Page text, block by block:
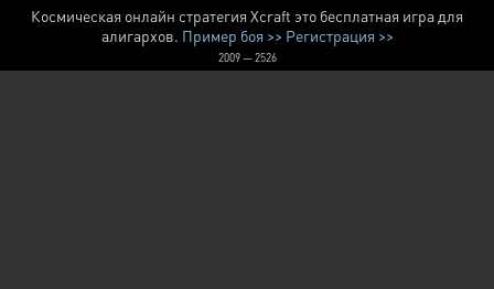
Космическая онлайн стратегия Xcraft это бесплатная игра для
алигархов. Пример боя >> Регистрация >>
2009 — 2526